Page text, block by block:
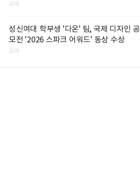
교육
성신여대 학부생 '다온' 팀, 국제 디자인 공
모전 '2026 스파크 어워드' 동상 수상
교육